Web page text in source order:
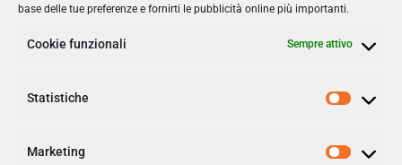
base delle tue preferenze e fornirti le pubblicità online più importanti.
Cookie funzionali Sempre attivo
Statistiche
Marketing